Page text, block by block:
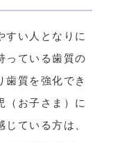
すい人となりに
っている歯質の
歯質を強化でき
（お子さま）に
ている方は、